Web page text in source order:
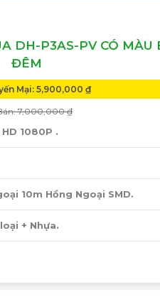
DH-P3AS-PV CÓ MÀU
ĐÊM
Mại: 5,900,000 ₫
7,000,000 ₫
HD 1080P .
10m Hồng Ngoại SMD.
+ Nhựa.